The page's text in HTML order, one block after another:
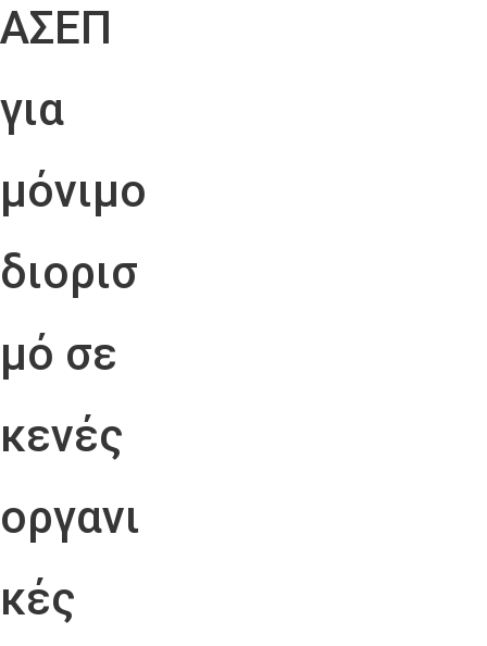
ΑΣΕΠ
για
μόνιμο
διορισ
μό σε
κενές
οργανι
κές